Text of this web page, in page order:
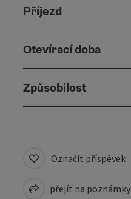
Příjezd
Otevírací doba
Způsobilost
Označit příspěvek
přejít na poznámky